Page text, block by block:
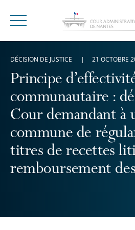
Menu
Principe
communautaire :
Cour demandant à
commune de
titres de recettes
remboursement
DÉCISION DE JUSTICE 21 OCTOBRE